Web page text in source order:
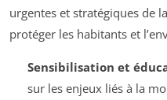
urgentes et stratégiques de
protéger les habitants et
Sensibilisation et
sur les enjeux liés à la